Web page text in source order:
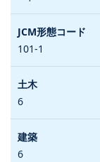
101-1
6
6